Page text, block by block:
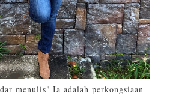
menulis" Ia adalah perkongsiaan